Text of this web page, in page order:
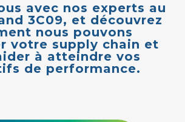
avec nos experts au
3C09, et découvrez
nous pouvons
votre supply chain et
à atteindre vos
de performance.